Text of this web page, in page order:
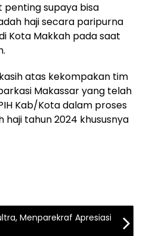
penting supaya bisa
haji secara paripurna
Kota Makkah pada saat
atas kekompakan tim
Makassar yang telah
Kab/Kota dalam proses
tahun 2024 khususnya
Menparekraf Apresiasi